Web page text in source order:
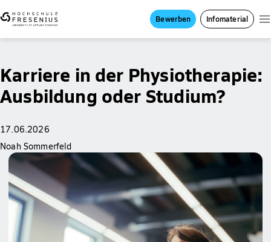
Bewerben Infomaterial
Karriere in der Physiotherapie:
Ausbildung oder Studium?
17.06.2026
Noah Sommerfeld